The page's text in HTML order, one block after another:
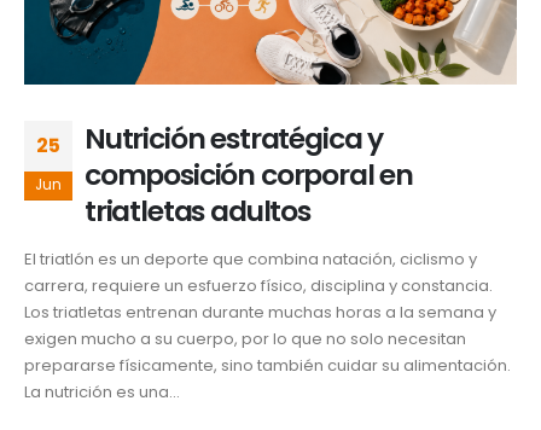
25
Jun
Nutrición estratégica y
composición corporal en
triatletas adultos
El triatlón es un deporte que combina natación, ciclismo y
carrera, requiere un esfuerzo físico, disciplina y constancia.
Los triatletas entrenan durante muchas horas a la semana y
exigen mucho a su cuerpo, por lo que no solo necesitan
prepararse físicamente, sino también cuidar su alimentación.
La nutrición es una...